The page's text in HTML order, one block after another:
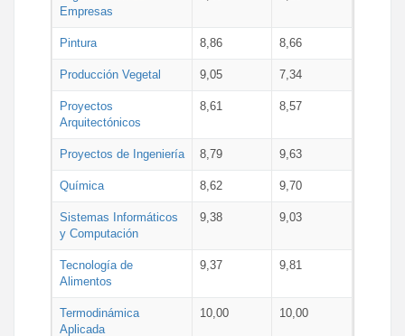
Empresas
Pintura 8,86 8,66
Producción Vegetal 9,05 7,34
Proyectos
Arquitectónicos
8,61 8,57
Proyectos de Ingeniería 8,79 9,63
Química 8,62 9,70
Sistemas Informáticos
y Computación
9,38 9,03
Tecnología de
Alimentos
9,37 9,81
Termodinámica
Aplicada
10,00 10,00